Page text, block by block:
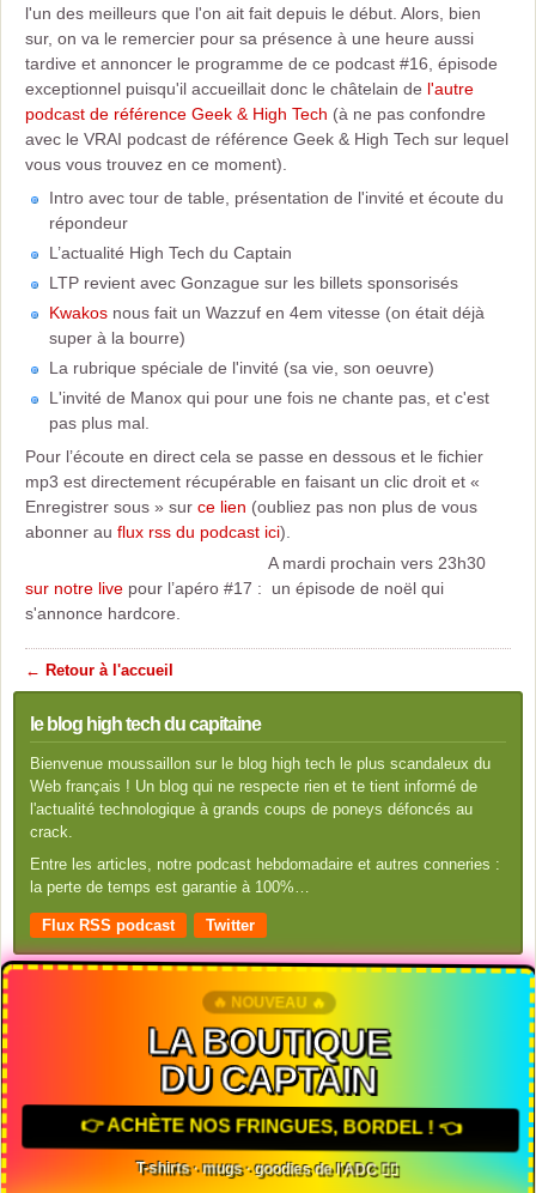
l'un des meilleurs que l'on ait fait depuis le début. Alors, bien
sur, on va le remercier pour sa présence à une heure aussi
tardive et annoncer le programme de ce podcast #16, épisode
exceptionnel puisqu'il accueillait donc le châtelain de l'autre
podcast de référence Geek & High Tech (à ne pas confondre
avec le VRAI podcast de référence Geek & High Tech sur lequel
vous vous trouvez en ce moment).
Intro avec tour de table, présentation de l'invité et écoute du
répondeur
L’actualité High Tech du Captain
LTP revient avec Gonzague sur les billets sponsorisés
Kwakos nous fait un Wazzuf en 4em vitesse (on était déjà
super à la bourre)
La rubrique spéciale de l'invité (sa vie, son oeuvre)
L'invité de Manox qui pour une fois ne chante pas, et c'est
pas plus mal.
Pour l’écoute en direct cela se passe en dessous et le fichier
mp3 est directement récupérable en faisant un clic droit et «
Enregistrer sous » sur ce lien (oubliez pas non plus de vous
abonner au flux rss du podcast ici).
A mardi prochain vers 23h30
sur notre live pour l’apéro #17 : un épisode de noël qui
s'annonce hardcore.
← Retour à l'accueil
le blog high tech du capitaine
Bienvenue moussaillon sur le blog high tech le plus scandaleux du
Web français ! Un blog qui ne respecte rien et te tient informé de
l'actualité technologique à grands coups de poneys défoncés au
crack.
Entre les articles, notre podcast hebdomadaire et autres conneries :
la perte de temps est garantie à 100%…
Flux RSS podcast Twitter
🔥 NOUVEAU 🔥
LA BOUTIQUE
DU CAPTAIN
👉 ACHÈTE NOS FRINGUES, BORDEL ! 👈
T-shirts · mugs · goodies de l'ADC 🏴‍☠️